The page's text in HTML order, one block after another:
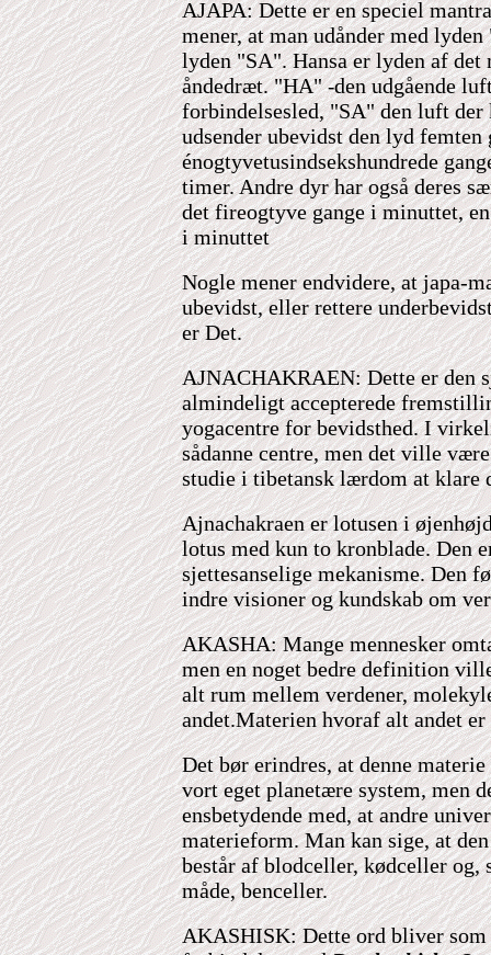
AJAPA: Dette er en speciel
mener, at man udånder med
lyden "SA". Hansa er lyden af det
åndedræt. "HA"-den udgående
forbindelsesled, "SA" den luft
udsender ubevidst den lyd
énogtyvetusindsekshundrede
timer. Andre dyr har også deres
det fireogtyve gange i minuttet,
i minuttet
Nogle mener endvidere, at japa-
ubevidst, eller rettere
er Det.
AJNACHAKRAEN: Dette er den
almindeligt accepterede
yogacentre for bevidsthed. I
sådanne centre, men det ville
studie i tibetansk lærdom at klare
Ajnachakraen er lotusen i
lotus med kun to kronblade. Den
sjettesanselige mekanisme. Den
indre visioner og kundskab om
AKASHA: Mange mennesker
men en noget bedre definition
alt rum mellem verdener,
andet.Materien hvoraf alt andet er
Det bør erindres, at denne
vort eget planetære system, men
ensbetydende med, at andre
materieform. Man kan sige, at
består af blodceller, kødceller og,
måde, benceller.
AKASHISK: Dette ord bliver